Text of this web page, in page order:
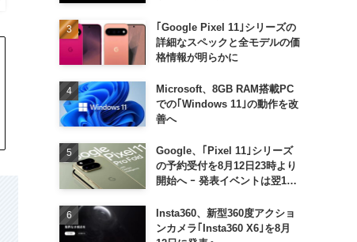
｢Google Pixel 11｣シリーズの
詳細なスペックと全モデルの価
格情報が明らかに
Microsoft、8GB RAM搭載PC
での｢Windows 11｣の動作を改
善へ
Google、｢Pixel 11｣シリーズ
の予約受付を8月12日23時より
開始へ ｰ 発表イベントは翌13
Insta360、新型360度アクショ
ンカメラ｢Insta360 X6｣を8月